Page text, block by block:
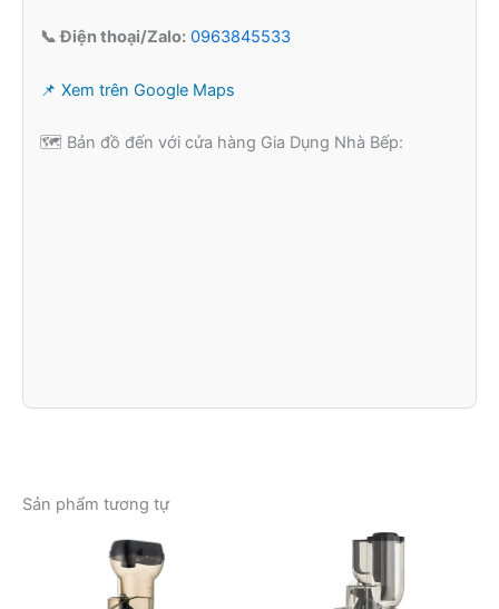
📞 Điện thoại/Zalo: 0963845533
📌 Xem trên Google Maps
🗺️ Bản đồ đến với cửa hàng Gia Dụng Nhà Bếp:
Sản phẩm tương tự